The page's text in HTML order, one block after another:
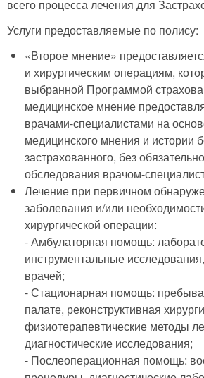
всего процесса лечения для
Услуги предоставляемые по полису:
«Второе мнение»
и хирургическим операциям,
выбранной Программой
медицинское мнение
врачами-специалистами на
медицинского мнения и истории
застрахованного, без
обследования врачом-
Лечение при первичном
заболевания и/или
хирургической операции:
- Амбулаторная помощь:
инструментальные
врачей;
- Стационарная помощь:
палате, реконструктивная
физиотерапевтические методы
диагностические исследования;
- Послеоперационная помощь: